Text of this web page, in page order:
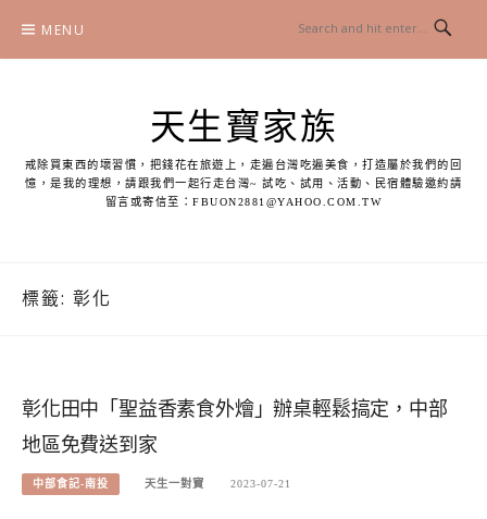
content
MENU
天生寶家族
戒除買東西的壞習慣，把錢花在旅遊上，走遍台灣吃遍美食，打造屬於我們的回
憶，是我的理想，請跟我們一起行走台灣~ 試吃、試用、活動、民宿體驗邀約請
留言或寄信至：FBUON2881@YAHOO.COM.TW
標籤: 彰化
彰化田中「聖益香素食外燴」辦桌輕鬆搞定，中部
地區免費送到家
中部食記-南投 天生一對寶 2023-07-21